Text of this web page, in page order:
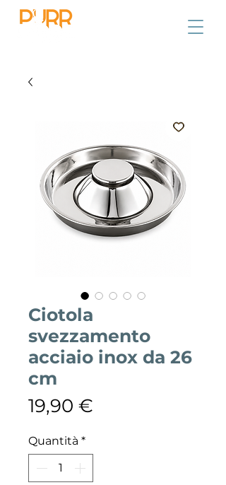
Ciotola
svezzamento
acciaio inox da 26
cm
19,90 €
Quantità *